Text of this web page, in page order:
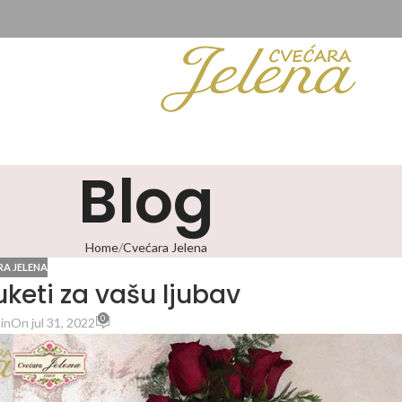
Blog
Home Cvećara Jelena
JELENA
za vašu ljubav
On jul 31, 2022 0